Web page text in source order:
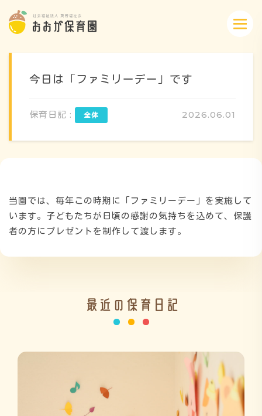
今日は「ファミリーデー」です
保育日記 : 2026.06.01
当園では、毎年この時期に「ファミリーデー」を実施して
います。子どもたちが日頃の感謝の気持ちを込めて、保護
者の方にプレゼントを制作して渡します。
最近の保育日記
1日のスケジュール